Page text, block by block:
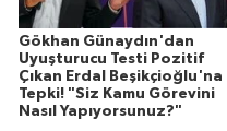
Gökhan Günaydın'dan
Uyuşturucu Testi Pozitif
Çıkan Erdal Beşikçioğlu'na
Tepki! "Siz Kamu Görevini
Nasıl Yapıyorsunuz?"